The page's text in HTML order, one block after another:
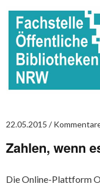
22.05.2015
Zahlen, wenn
Die Online-Plattform